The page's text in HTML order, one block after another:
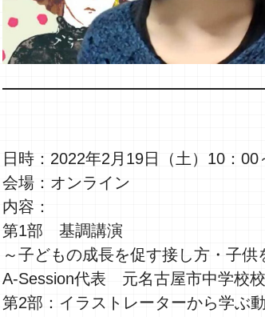
日時：2022年2月19日（土）10：00
会場：オンライン
内容：
第1部 基調講演
～子どもの成長を促す接し方・子
A-Session代表 元名古屋市中学
第2部：イラストレーターから学ぶ